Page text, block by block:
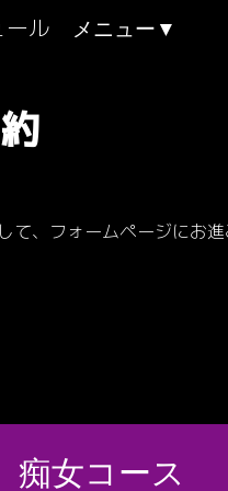
ール
、フォームページにお進
痴女コース